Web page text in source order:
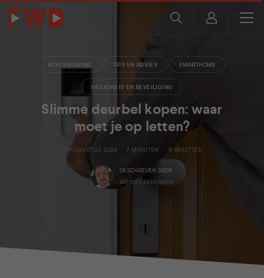
ACHTERGROND TIPS EN ADVIES SMARTHOME
VEILIGHEID EN BEVEILIGING
Slimme deurbel kopen: waar
moet je op letten?
11 AUGUSTUS 2024 7 MINUTEN 9 REACTIES
GESCHREVEN DOOR
WESLEY AKKERMAN